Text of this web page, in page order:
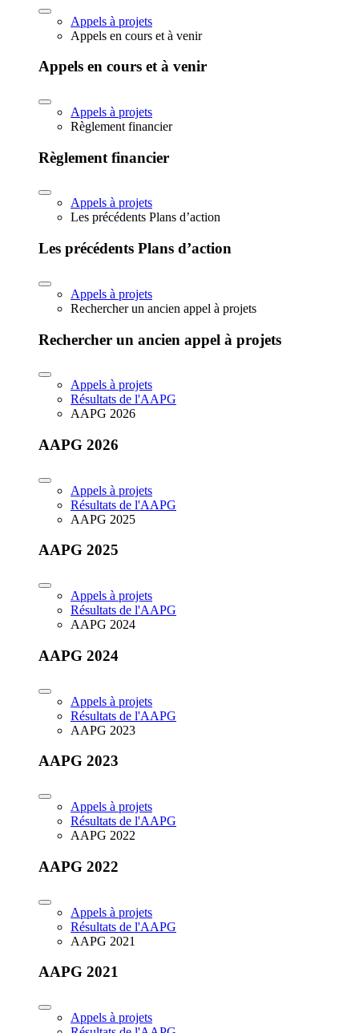
Appels à projets
Appels en cours et à venir
Appels en cours et à venir
Appels à projets
Règlement financier
Règlement financier
Appels à projets
Les précédents Plans d’action
Les précédents Plans d’action
Appels à projets
Rechercher un ancien appel à projets
Rechercher un ancien appel à projets
Appels à projets
Résultats de l'AAPG
AAPG 2026
AAPG 2026
Appels à projets
Résultats de l'AAPG
AAPG 2025
AAPG 2025
Appels à projets
Résultats de l'AAPG
AAPG 2024
AAPG 2024
Appels à projets
Résultats de l'AAPG
AAPG 2023
AAPG 2023
Appels à projets
Résultats de l'AAPG
AAPG 2022
AAPG 2022
Appels à projets
Résultats de l'AAPG
AAPG 2021
AAPG 2021
Appels à projets